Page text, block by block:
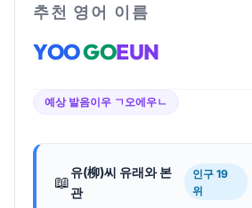
추천 영어 이름
YOOGOEUN
예상 발음이우 ㄱ오에우ㄴ
📖
유(柳)씨 유래와 본
관
인구 19
위